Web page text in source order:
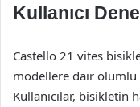
Kullanıcı
Castello 21 vites
modellere dair olumlu
Kullanıcılar, bisikletin